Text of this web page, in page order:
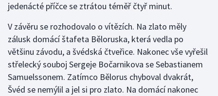
Judo
Krasobruslení
Lezení
jedenácté příčce se ztrátou téměř čtyř minut.
V závěru se rozhodovalo o vítězích. Na zlato měly
zálusk domácí štafeta Běloruska, která vedla po
většinu závodu, a švédská čtveřice. Nakonec vše vyřešil
střelecký souboj Sergeje Bočarnikova se Sebastianem
Samuelssonem. Zatímco Bělorus chyboval dvakrát,
Švéd se nemýlil a jel si pro zlato. Na domácí nakonec